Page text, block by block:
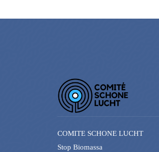
COMITE SCHONE LUCHT
Stop Biomassa